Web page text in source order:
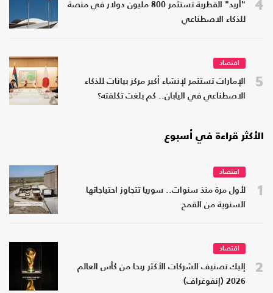
4
"أريد" القطرية تستثمر 800 مليون دولار في منصة
للذكاء الاصطناعي
5
اقتصاد
الإمارات تستثمر لإنشاء أكبر مركز بيانات للذكاء
الاصطناعي في اليابان.. كم بلغت تكلفته؟
الأكثر قراءة في أسبوع
1
اقتصاد
لأول مرة منذ سنوات.. سوريا تتجاوز احتياجاتها
السنوية من القمح
2
اقتصاد
إليك تصنيف الشركات الأكثر ربحا من كأس العالم
2026 (إنفوغراف)